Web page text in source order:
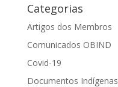
Categorias
Artigos dos Membros
Comunicados OBIND
Covid-19
Documentos Indígenas